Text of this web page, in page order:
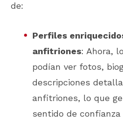
de:
Perfiles
anfitriones: Ahora,
podían ver fotos,
descripciones
anfitriones, lo que
sentido de confianza